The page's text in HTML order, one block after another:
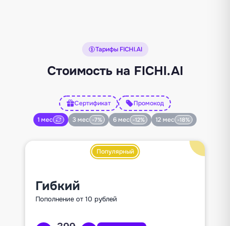
Тарифы FICHI.AI
Стоимость на FICHI.AI
Сертификат
1 мес
3 мес -7% 6 мес -12% 12 мес -18%
Промокод
Популярный
Гибкий
Пополнение от 10 рублей